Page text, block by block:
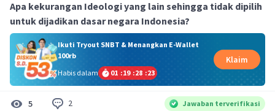
Apa kekurangan Ideologi yang lain sehingga tidak dipilih
untuk dijadikan dasar negara Indonesia?
Ikuti Tryout SNBT & Menangkan E-Wallet
100rb
Habis dalam
01 :19 :28 :23
Klaim
5 2 Jawaban terverifikasi